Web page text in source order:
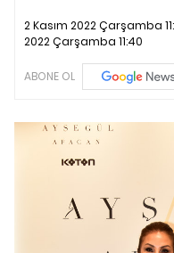
2 Kasım 2022 Çarşamba
2022 Çarşamba 11:40
ABONE OL